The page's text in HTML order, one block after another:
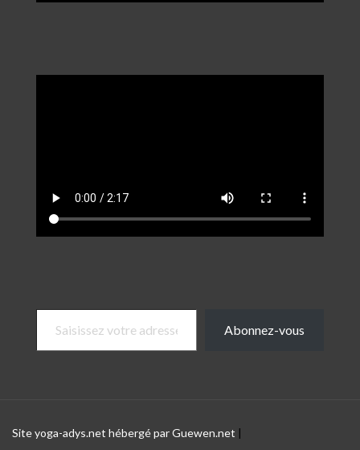
Saisissez votre adresse e-mail…
Abonnez-vous
Site yoga-adys.net hébergé par Guewen.net |